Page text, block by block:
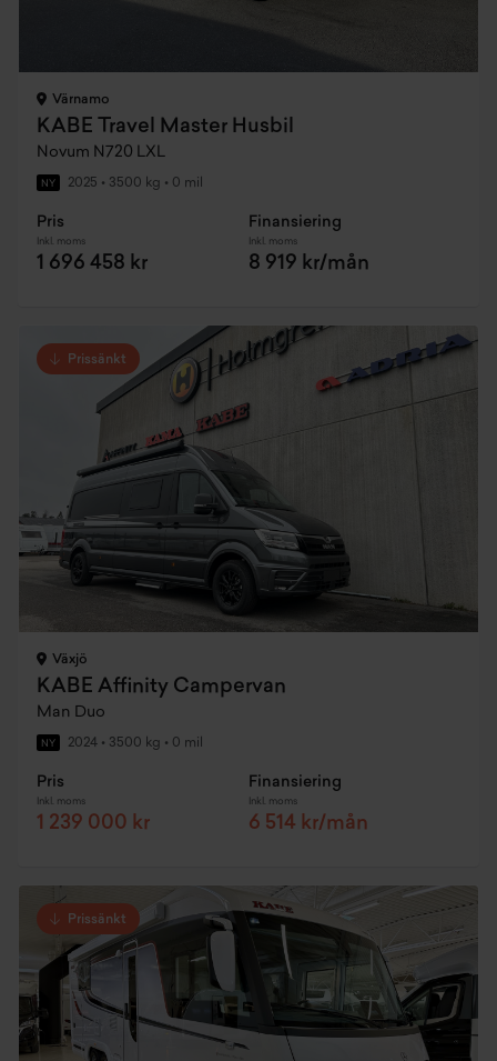
Värnamo
KABE Travel Master Husbil
Novum N720 LXL
NY 2025 • 3500 kg • 0 mil
Pris
Inkl. moms
1 696 458 kr
Finansiering
Inkl. moms
8 919 kr/mån
Prissänkt
Växjö
KABE Affinity Campervan
Man Duo
NY 2024 • 3500 kg • 0 mil
Pris
Inkl. moms
1 239 000 kr
Finansiering
Inkl. moms
6 514 kr/mån
Prissänkt